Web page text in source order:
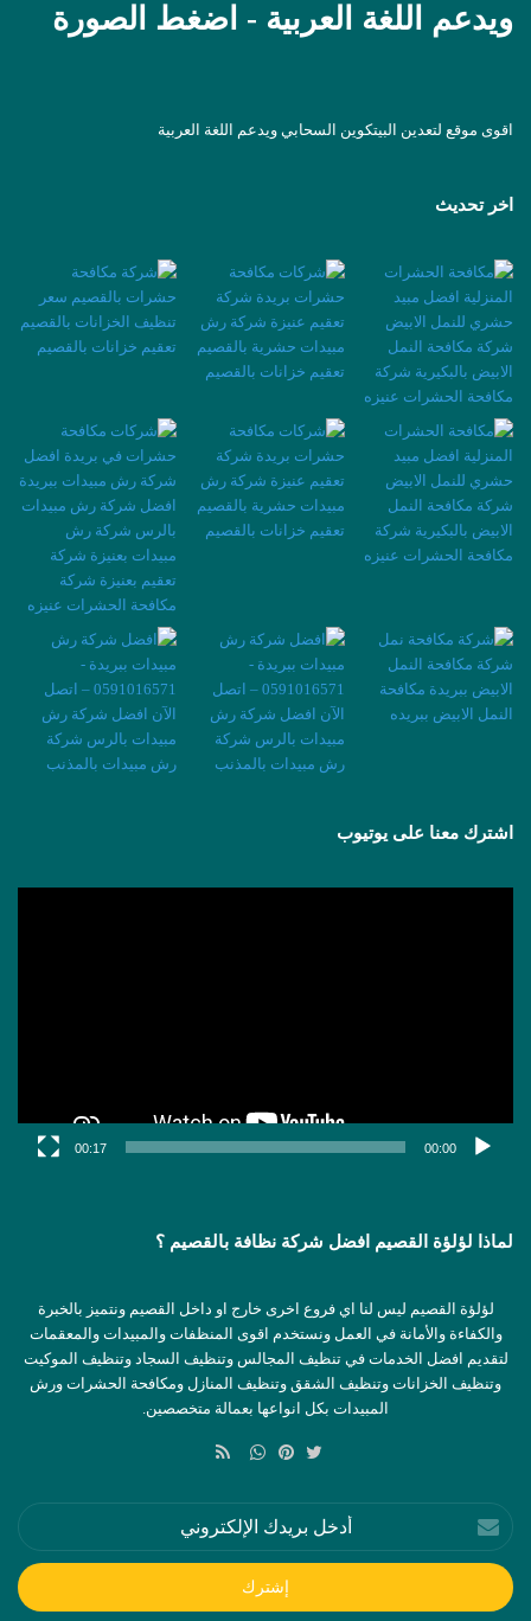
ويدعم اللغة العربية - اضغط الصورة
اقوى موقع لتعدين البيتكوين السحابي ويدعم اللغة العربية
اخر تحديث
اشترك معنا على يوتيوب
00:00
00:17
لماذا لؤلؤة القصيم افضل شركة نظافة بالقصيم ؟
لؤلؤة القصيم ليس لنا اي فروع اخرى خارج او داخل القصيم ونتميز بالخبرة
والكفاءة والأمانة في العمل ونستخدم اقوى المنظفات والمبيدات والمعقمات
لتقديم افضل الخدمات في تنظيف المجالس وتنظيف السجاد وتنظيف الموكيت
وتنظيف الخزانات وتنظيف الشقق وتنظيف المنازل ومكافحة الحشرات ورش
المبيدات بكل انواعها بعمالة متخصصين.
RSS
أدخل
بريدك
الإلكتروني